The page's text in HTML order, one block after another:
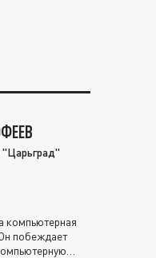
"Царьград"
компьютерная
побеждает